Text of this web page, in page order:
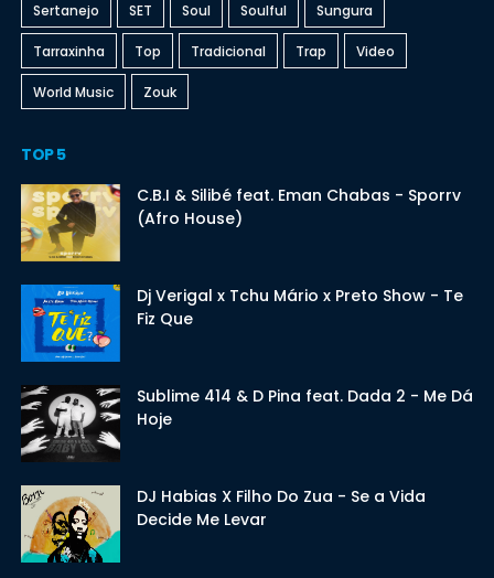
Sertanejo SET Soul Soulful Sungura
Tarraxinha Top Tradicional Trap Video
World Music Zouk
TOP 5
C.B.I & Silibé feat. Eman Chabas - Sporrv
(Afro House)
Dj Verigal x Tchu Mário x Preto Show - Te
Fiz Que
Sublime 414 & D Pina feat. Dada 2 - Me Dá
Hoje
DJ Habias X Filho Do Zua - Se a Vida
Decide Me Levar